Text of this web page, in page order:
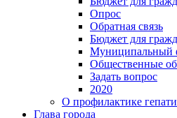
Опрос
Обратная связь
Бюджет для
Муниципальный
Общественные
Задать вопрос
2020
О профилактике
Глава города